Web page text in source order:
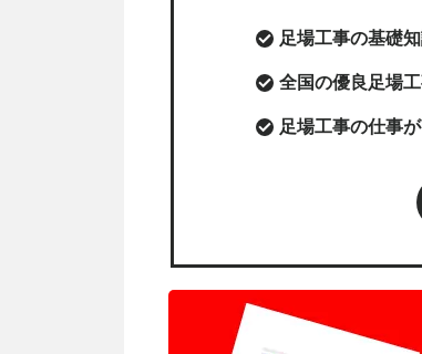
足場工事の基礎
全国の優良足場
足場工事の仕事